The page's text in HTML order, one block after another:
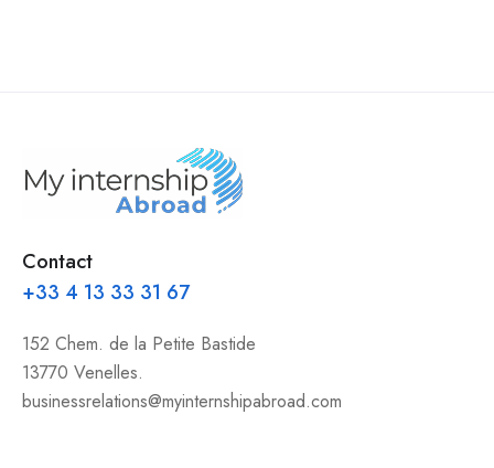
Contact
+33 4 13 33 31 67
152 Chem. de la Petite Bastide
13770 Venelles.
businessrelations@myinternshipabroad.com